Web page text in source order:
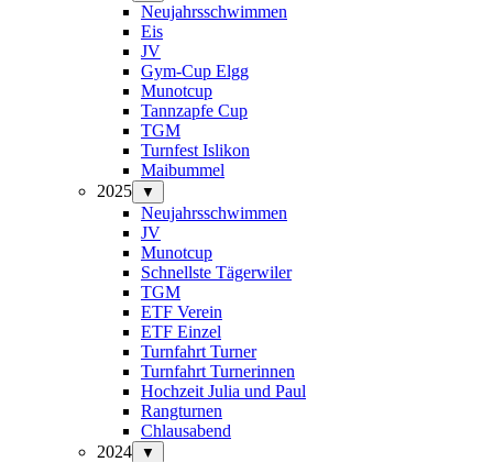
Neujahrsschwimmen
Eis
JV
Gym-Cup Elgg
Munotcup
Tannzapfe Cup
TGM
Turnfest Islikon
Maibummel
2025
▼
Neujahrsschwimmen
JV
Munotcup
Schnellste Tägerwiler
TGM
ETF Verein
ETF Einzel
Turnfahrt Turner
Turnfahrt Turnerinnen
Hochzeit Julia und Paul
Rangturnen
Chlausabend
2024
▼